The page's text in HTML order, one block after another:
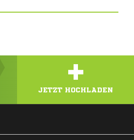
+
JETZT HOCHLADEN